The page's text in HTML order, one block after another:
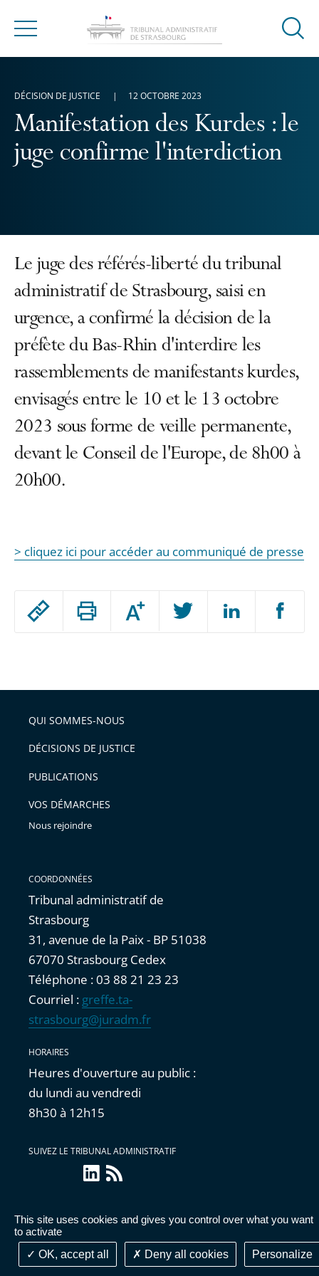
This site uses cookies and gives you control over what you want
to activate
OK, accept all
Deny all cookies Personalize
Menu
Ouvrir
Manifestation des Kurdes : le
juge confirme l'interdiction
DÉCISION DE JUSTICE 12 OCTOBRE 2023
Passer
arriver
après
Augmenter
ou
l'article
pour
avant
Le juge des référés-liberté du tribunal
administratif de Strasbourg, saisi en
urgence, a confirmé la décision de la
préfète du Bas-Rhin d'interdire les
rassemblements de manifestants kurdes,
envisagés entre le 10 et le 13 octobre
2023 sous forme de veille permanente,
devant le Conseil de l'Europe, de 8h00 à
20h00.
> cliquez ici pour accéder au communiqué de presse
QUI SOMMES-NOUS
DÉCISIONS DE JUSTICE
PUBLICATIONS
VOS DÉMARCHES
Nous rejoindre
COORDONNÉES
Tribunal administratif de
Strasbourg
31, avenue de la Paix - BP 51038
67070 Strasbourg Cedex
Téléphone : 03 88 21 23 23
Courriel : greffe.ta-
strasbourg@juradm.fr
HORAIRES
Heures d'ouverture au public :
du lundi au vendredi
8h30 à 12h15
SUIVEZ LE TRIBUNAL ADMINISTRATIF
linkedin
Flux
RSS
Accessibilité : partiellement conforme
légales|Cookies Données personnelles